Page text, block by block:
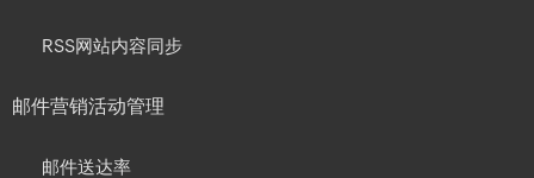
RSS网站内容同步
邮件营销活动管理
邮件送达率